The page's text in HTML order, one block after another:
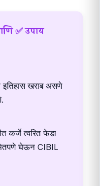
✅ उपाय
इतिहास खराब असणे
कर्जे त्वरित फेडा
घेऊन CIBIL